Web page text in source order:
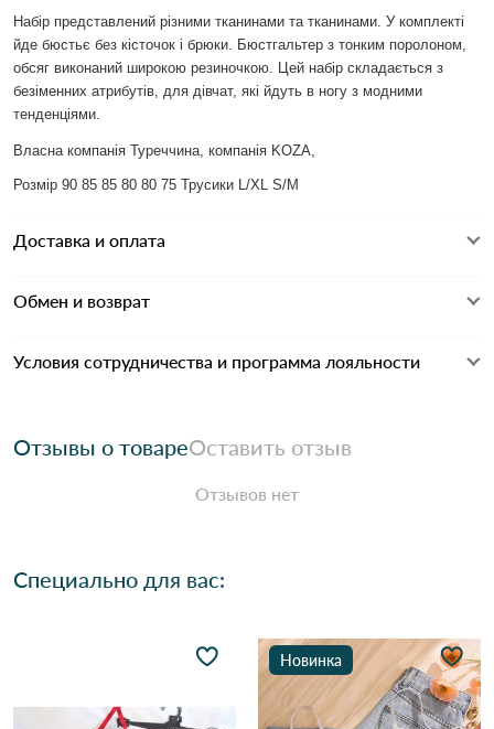
Набір представлений різними тканинами та тканинами. У комплекті
йде бюстьє без кісточок і брюки. Бюстгальтер з тонким поролоном,
обсяг виконаний широкою резиночкою. Цей набір складається з
безіменних атрибутів, для дівчат, які йдуть в ногу з модними
тенденціями.
Власна компанія Туреччина, компанія KOZA,
Розмір 90 85 85 80 80 75 Трусики L/XL S/M
Доставка и оплата
Обмен и возврат
Условия сотрудничества и программа лояльности
Отзывы о товареОставить отзыв
Отзывов нет
Специально для вас:
Новинка